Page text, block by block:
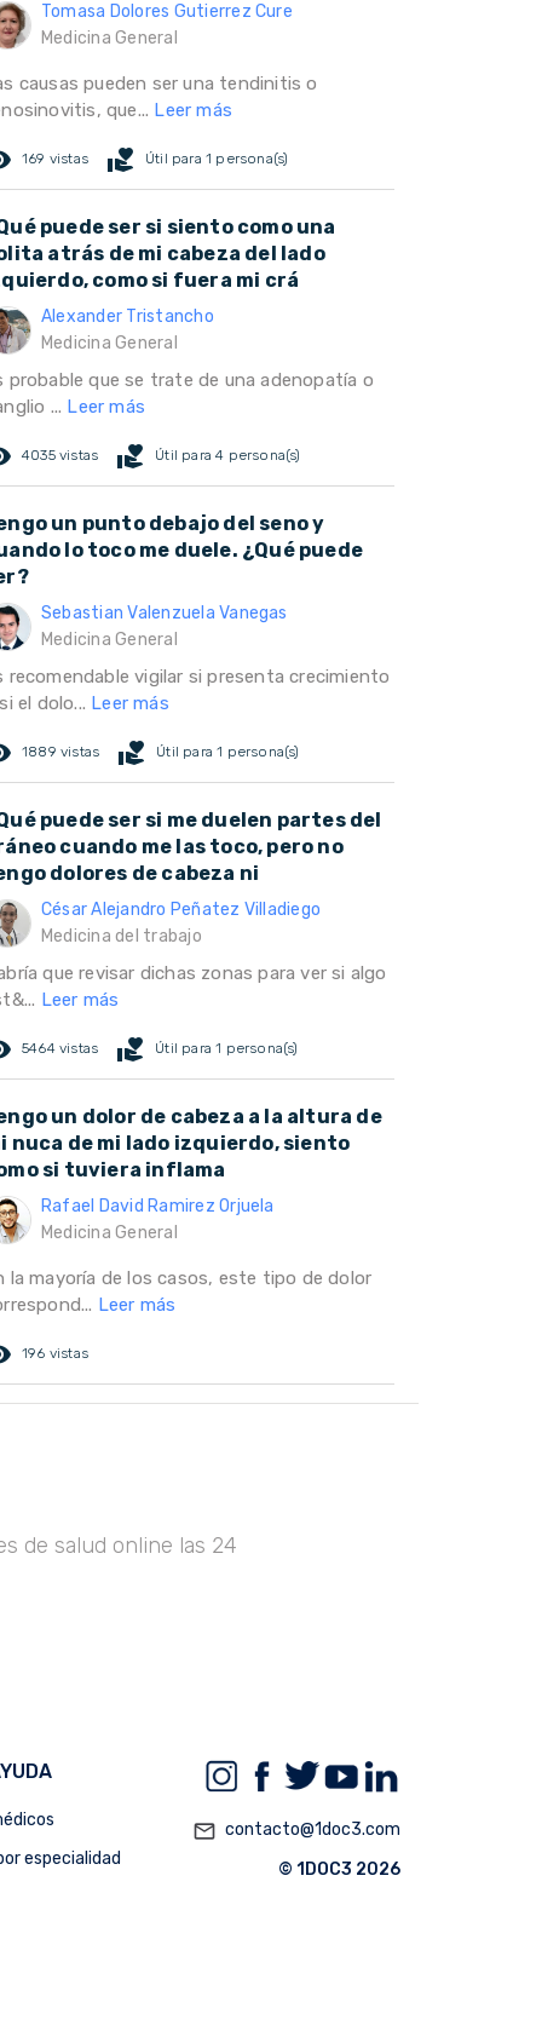
Tomasa Dolores Gutierrez Cure
Medicina General
causas pueden ser una tendinitis o
que... Leer más
169 vistas volunteer_activism Útil para 1 persona(s)
puede ser si siento como una
atrás de mi cabeza del lado
como si fuera mi crá
Alexander Tristancho
Medicina General
probable que se trate de una adenopatía o
... Leer más
4035 vistas volunteer_activism Útil para 4 persona(s)
un punto debajo del seno y
lo toco me duele. ¿Qué puede
Sebastian Valenzuela Vanegas
Medicina General
recomendable vigilar si presenta crecimiento
el dolo... Leer más
1889 vistas volunteer_activism Útil para 1 persona(s)
puede ser si me duelen partes del
cuando me las toco, pero no
dolores de cabeza ni
César Alejandro Peñatez Villadiego
Medicina del trabajo
que revisar dichas zonas para ver si algo
Leer más
5464 vistas volunteer_activism Útil para 1 persona(s)
un dolor de cabeza a la altura de
nuca de mi lado izquierdo, siento
si tuviera inflama
Rafael David Ramirez Orjuela
Medicina General
la mayoría de los casos, este tipo de dolor
Leer más
196 vistas
de salud online las 24
especialidad
mail_outline contacto@1doc3.com
© 1DOC3 2026